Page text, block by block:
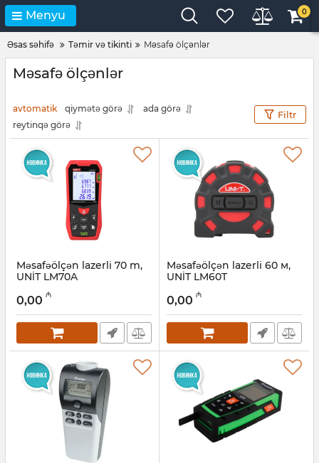
Menyu 0
Əsas səhifə Təmir və tikinti Məsafə ölçənlər
Məsafə ölçənlər
avtomatik qiymətə görə
ada görə
reytinqə görə
Filtr
Məsafəölçən lazerli 70 m,
UNİT LM70A
12018363
0,00 ₼
Məsafəölçən lazerli 60 м,
UNİT LM60T
12018362
0,00 ₼